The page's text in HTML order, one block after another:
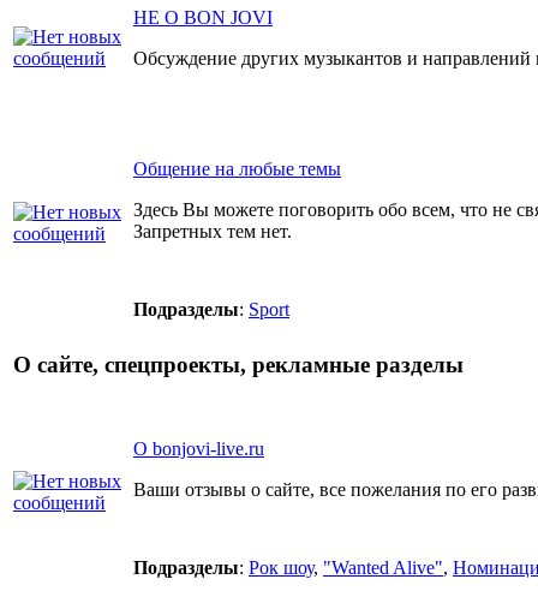
НЕ О BON JOVI
Обсуждение других музыкантов и направлений
Общение на любые темы
Здесь Вы можете поговорить обо всем, что не
Запретных тем нет.
Подразделы: Sport
О сайте, спецпроекты, рекламные разделы
О bonjovi-live.ru
Ваши отзывы о сайте, все пожелания по его
Подразделы: Рок шоу, "Wanted Alive",